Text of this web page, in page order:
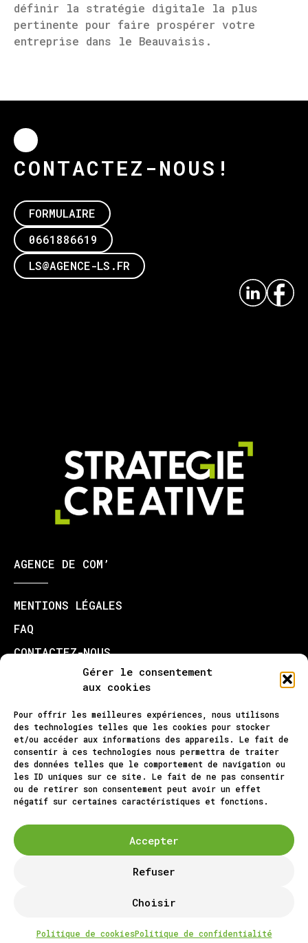
Gérer le consentement
aux cookies
Pour offrir les meilleures expériences, nous utilisons
des technologies telles que les cookies pour stocker
et/ou accéder aux informations des appareils. Le fait de
consentir à ces technologies nous permettra de traiter
des données telles que le comportement de navigation ou
les ID uniques sur ce site. Le fait de ne pas consentir
ou de retirer son consentement peut avoir un effet
négatif sur certaines caractéristiques et fonctions.
Accepter
Refuser
Choisir
Politique de cookiesPolitique de confidentialité
définir la stratégie digitale la plus
pertinente pour faire prospérer votre
entreprise dans le Beauvaisis.
CONTACTEZ-NOUS!
FORMULAIRE
0661886619
LS@AGENCE-LS.FR
AGENCE DE COM’
MENTIONS LÉGALES
FAQ
CONTACTEZ-NOUS
NOS PRESTATIONS
CONSEILS EN COM’
LOGO & IDENTITÉ
SUPPORTS PRINT
SITE INTERNET
PAGES
L’AGENCE
JEUX PERSONNALISÉS